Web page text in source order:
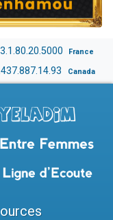
France
Canada